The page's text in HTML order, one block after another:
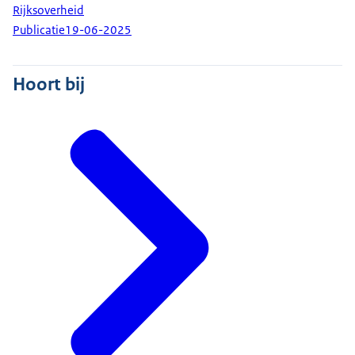
Met het nieuwe register sluiten vraag en aanbod
beter op elkaar aan.
intermediairs.
Ook zijn garanties voor tolken gecreëerd, door
onder andere de introductie van een
minimumtarief.
Zij kunnen, nu er meer intermediairs actief
worden, beter kiezen voor wie ze willen werken en
onder welke voorwaarden.
Hoe zien de veranderingen eruit in de praktijk?
Kijk naar Faisel, hij staat sinds kort als tolk
ingeschreven in het register.
Zo maakt hij voor iedereen duidelijk welke
kwaliteiten hij in huis heeft en voor welke
Rijksoverheid
Publicatie19-06-2025
Hoort bij